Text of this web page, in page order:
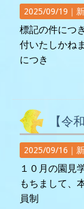
2025/09/19｜
標記の件につ
付いたしかね
につき
【令
2025/09/16｜
１０月の園見
もちまして、
員制